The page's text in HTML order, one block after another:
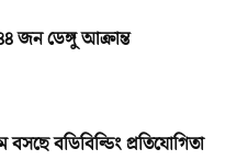
জন ডেঙ্গু আক্রান্ত
বসছে বডিবিল্ডিং প্রতিযোগিতা